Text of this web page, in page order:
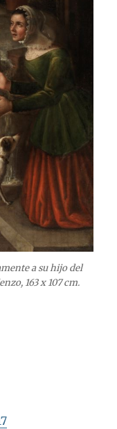
a su hijo del
163 x 107 cm.